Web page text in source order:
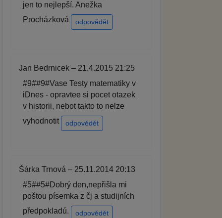
jen to nejlepší. Anežka
Procházková
odpovědět
Jan Bedrnicek – 21.4.2015 21:25
#9##9#Vase Testy matematiky v
iDnes - opravtee si pocet otazek
v historii, nebot takto to nelze
vyhodnotit
odpovědět
Šárka Trnová – 25.11.2014 20:13
#5##5#Dobrý den,nepřišla mi
poštou písemka z čj a studijních
předpokladú.
odpovědět